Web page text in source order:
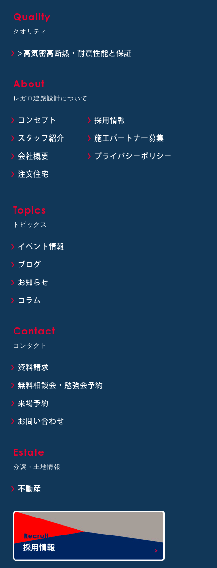
Quality
クオリティ
>高気密高断熱・耐震性能と保証
About
レガロ建築設計について
コンセプト 採用情報
スタッフ紹介 施工パートナー募集
会社概要 プライバシーポリシー
注文住宅
Topics
トピックス
イベント情報
ブログ
お知らせ
コラム
Contact
コンタクト
資料請求
無料相談会・勉強会予約
来場予約
お問い合わせ
Estate
分譲・土地情報
不動産